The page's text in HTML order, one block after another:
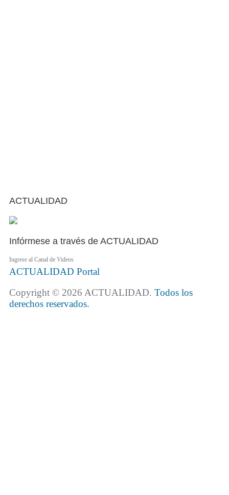
ACTUALIDAD
Infórmese a través de ACTUALIDAD
Ingrese al Canal de Videos
ACTUALIDAD Portal
Copyright © 2026 ACTUALIDAD. Todos los
derechos reservados.